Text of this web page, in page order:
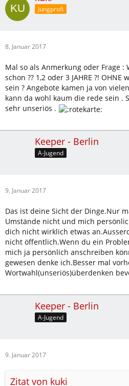
Jungprofi
8. Januar 2017
Mal so als Anmerkung oder Frage
schon ?? 1,2 oder 3 JAHRE ?!
sein ? Angebote kamen ja von
kann da wohl kaum die rede sein .
sehr unseriös .
Keeper - Berlin
A-Jugend
9. Januar 2017
Das ist deine Sicht der Dinge.Nur
Umstände nicht und mich
dich nicht wirklich etwas
nicht öffentlich.Wenn du ein
mich ja persönlich anschreiben
gewesen denke ich.Besser mal
Wortwahl(unseriös)überdenken
Keeper - Berlin
A-Jugend
9. Januar 2017
Zitat von kuki